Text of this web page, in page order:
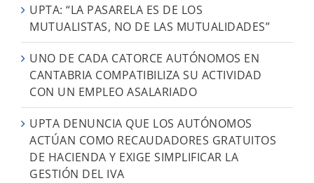
UPTA: “LA PASARELA ES DE LOS
MUTUALISTAS, NO DE LAS MUTUALIDADES”
UNO DE CADA CATORCE AUTÓNOMOS EN
CANTABRIA COMPATIBILIZA SU ACTIVIDAD
CON UN EMPLEO ASALARIADO
UPTA DENUNCIA QUE LOS AUTÓNOMOS
ACTÚAN COMO RECAUDADORES GRATUITOS
DE HACIENDA Y EXIGE SIMPLIFICAR LA
GESTIÓN DEL IVA